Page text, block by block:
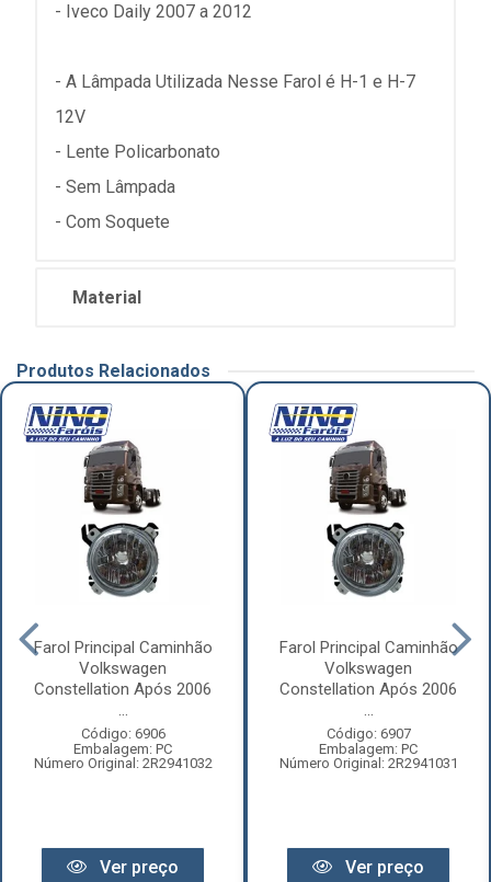
- Iveco Daily 2007 a 2012
- A Lâmpada Utilizada Nesse Farol é H-1 e H-7
12V
- Lente Policarbonato
- Sem Lâmpada
- Com Soquete
Material
Produtos Relacionados
Farol Principal Caminhão
Volkswagen
Constellation Após 2006
...
Código: 6906
Embalagem: PC
Número Original: 2R2941032
Ver preço
Farol Principal Caminhão
Volkswagen
Constellation Após 2006
...
Código: 6907
Embalagem: PC
Número Original: 2R2941031
Ver preço